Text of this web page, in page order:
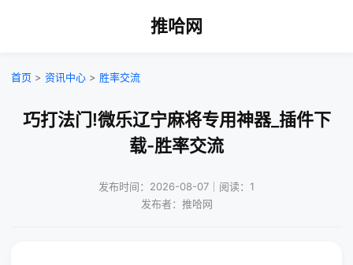
推哈网
首页 > 资讯中心 > 胜率交流
巧打法门!微乐辽宁麻将专用神器_插件下
载-胜率交流
发布时间：2026-08-07｜阅读：1
发布者：推哈网